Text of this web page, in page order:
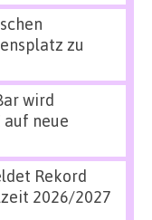
zu
wird
auf neue
Rekord
2026/2027